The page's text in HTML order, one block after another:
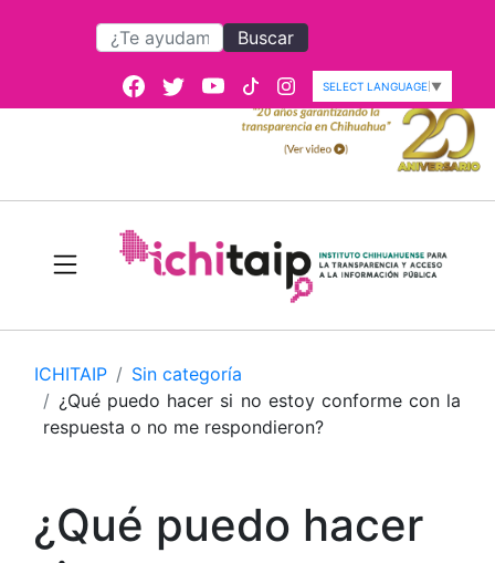
Buscar
SELECT LANGUAGE ▼
ICHITAIP
Sin categoría
¿Qué puedo hacer si no estoy conforme con la
respuesta o no me respondieron?
¿Qué puedo hacer